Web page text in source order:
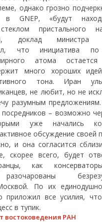
однако грозно
GNEP, «будут
пристального
доклад министра
что инициатива
атома
много хороших
тона. Иран
не любит, но не
разумным
– возможно
уже начались
обсуждение своей
и она согласится
скорее всего, будет
как
По их
приложил все усилия,
в тупик.
востоковедения РАН